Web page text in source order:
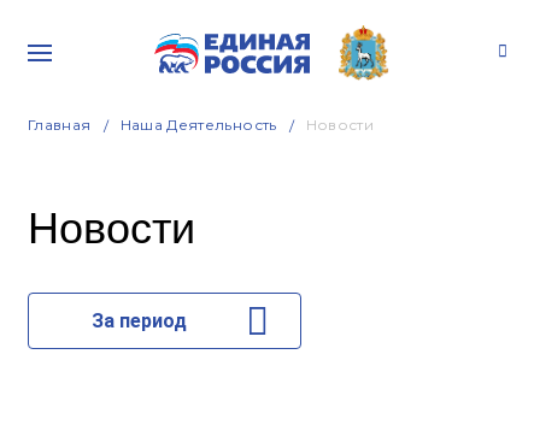
Главная Наша Деятельность Новости
Новости
За период